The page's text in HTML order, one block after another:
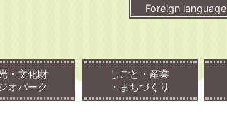
Foreign language
・文化財
オパーク
しごと・産業
・まちづくり